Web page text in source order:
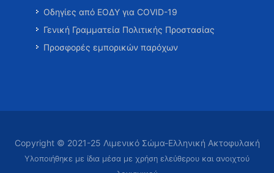
Οδηγίες από ΕΟΔΥ για COVID-19
Γενική Γραμματεία Πολιτικής Προστασίας
Προσφορές εμπορικών παρόχων
Copyright © 2021-25 Λιμενικό Σώμα-Ελληνική Ακτοφυλακή
Υλοποιήθηκε με ίδια μέσα με χρήση ελεύθερου και ανοιχτού